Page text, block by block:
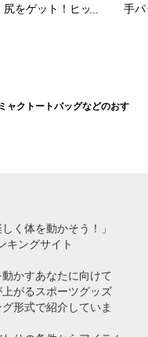
尻をゲット！ヒップ
手パ
ャクトートバッグなどのおす
く体を動かそう！」
キングサイト
かすあなたに向けて
上がるスポーツグッズ
形式で紹介していま